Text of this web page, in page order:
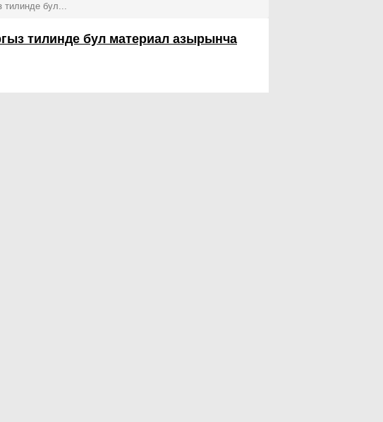
тилинде бул...
тилинде бул материал азырынча